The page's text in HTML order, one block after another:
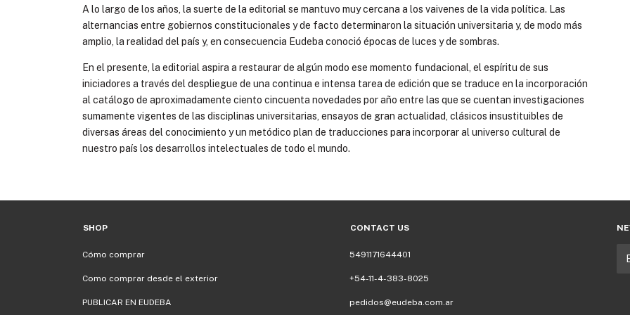
A lo largo de los años, la suerte de la editorial se mantuvo muy cercana a los vaivenes de la vida política. Las
alternancias entre gobiernos constitucionales y de facto determinaron la situación universitaria y, de modo más
amplio, la realidad del país y, en consecuencia Eudeba conoció épocas de luces y de sombras.
En el presente, la editorial aspira a restaurar de algún modo ese momento fundacional, el espíritu de sus
iniciadores a través del despliegue de una continua e intensa tarea de edición que se traduce en la incorporación
al catálogo de aproximadamente ciento cincuenta novedades por año entre las que se cuentan investigaciones
sumamente vigentes de las disciplinas universitarias, ensayos de gran actualidad, clásicos insustituibles de
diversas áreas del conocimiento y un metódico plan de traducciones para incorporar al universo cultural de
nuestro país los desarrollos intelectuales de todo el mundo.
SHOP
Cómo comprar
Como comprar desde el exterior
PUBLICAR EN EUDEBA
CONTACT US
5491171644401
+54-11-4-383-8025
pedidos@eudeba.com.ar